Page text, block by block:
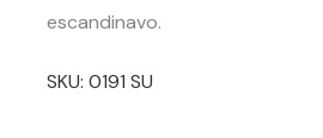
escandinavo.
SKU: 0191 SU